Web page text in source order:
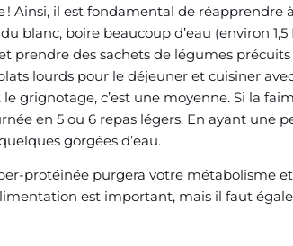
Ainsi, il est fondamental de réapprendre
blanc, boire beaucoup d’eau (environ 1,5
prendre des sachets de légumes
lourds pour le déjeuner et cuisiner
grignotage, c’est une moyenne. Si la
en 5 ou 6 repas légers. En ayant une
gorgées d’eau.
protéinée purgera votre métabolisme
est important, mais il faut